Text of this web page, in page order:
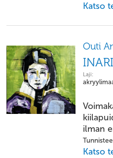
Katso
Outi
Laji:
ilman
Katso